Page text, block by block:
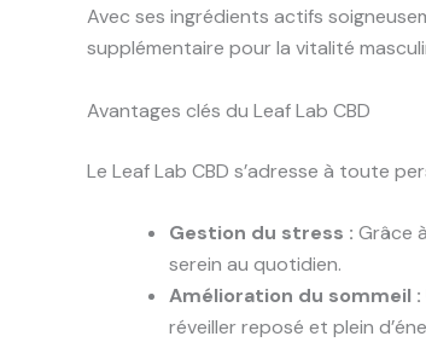
Avec ses ingrédients actifs
supplémentaire pour la vitalité
Avantages clés du Leaf Lab CBD
Le Leaf Lab CBD s’adresse à toute
Gestion du stress : Grâce
serein au quotidien.
Amélioration du sommeil :
réveiller reposé et plein